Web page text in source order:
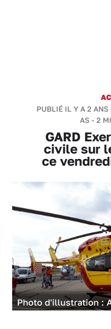
PUBLIÉ IL Y A 2
AS - 2
GARD
civile sur
ce
Photo d'illustration :